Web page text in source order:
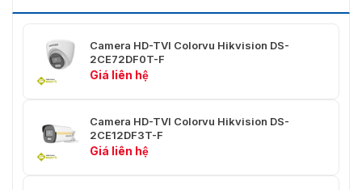
TVI/AHD/CVI/CVBS
Tổng Quan
Kích Thước
Camera HD-TVI Colorvu Hikvision DS-
2CE72DF0T-F
Giá liên hệ
Camera HD-TVI Colorvu Hikvision DS-
2CE12DF3T-F
Giá liên hệ